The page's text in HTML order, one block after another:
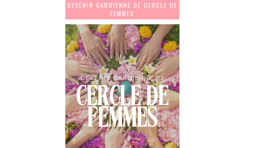
DEVENIR GARDIENNE DE CERCLE DE
FEMMES